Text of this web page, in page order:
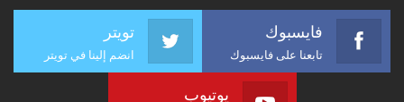
فايسبوك
تابعنا على فايسبوك
تويتر
انضم إلينا في تويتر
يوتيوب